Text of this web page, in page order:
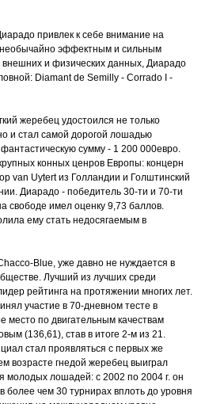
привлек к себе внимание на
необычайно эффектным и сильным
и физических данных, Диарадо
Diamant de Semilly - Corrado I -
жеребец удостоился не только
и стал самой дорогой лошадью
сумму - 1 200 000евро.
конных ценров Европы: концерн
van Uytert из Голландии и Голштинский
Диарадо - победитель 30-ти и 70-ти
свободе имел оценку 9,73 баллов.
ему стать недосягаемым в
Blue, уже давно не нуждается в
Лучший из лучших среди
рейтинга на протяжении многих лет.
участие в 70-дневном тесте в
место по двигательным качествам
(136,61), став в итоге 2-м из 21.
стал проявляться с первых же
возрасте гнедой жеребец выиграл
молодых лошадей: с 2002 по 2004 г. он
более чем 30 турнирах вплоть до уровня